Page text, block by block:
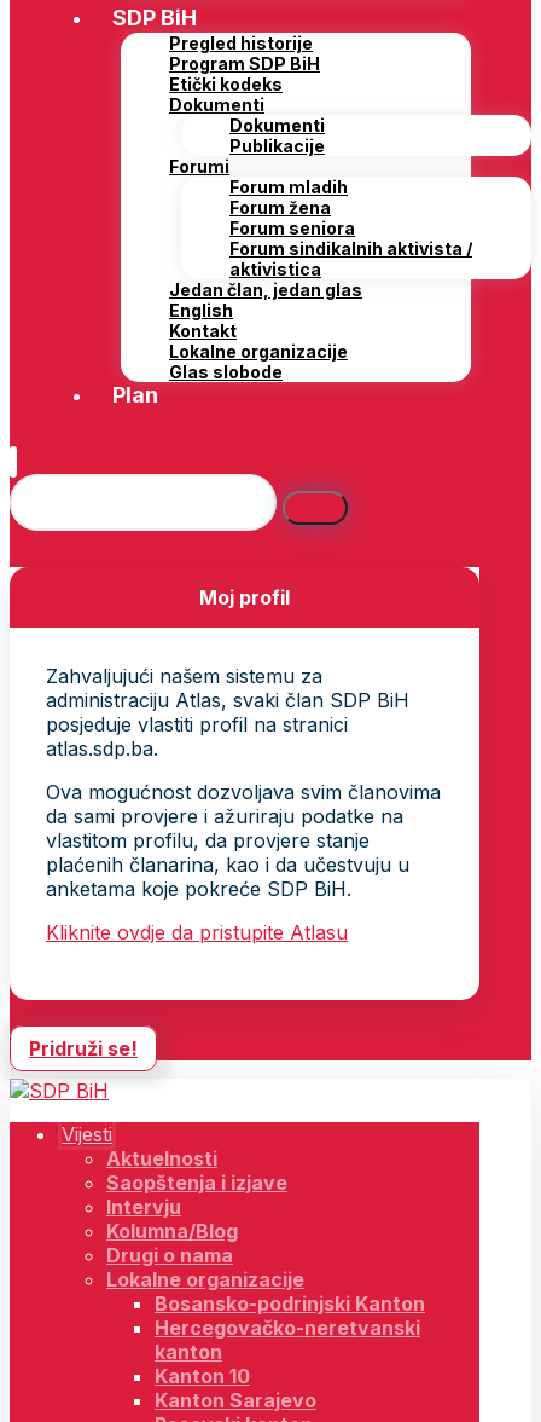
SDP BiH
Pregled historije
Program SDP BiH
Etički kodeks
Dokumenti
Dokumenti
Publikacije
Forumi
Forum mladih
Forum žena
Forum seniora
Forum sindikalnih aktivista /
aktivistica
Jedan član, jedan glas
English
Kontakt
Lokalne organizacije
Glas slobode
Plan
Moj profil
Zahvaljujući našem sistemu za
administraciju Atlas, svaki član SDP BiH
posjeduje vlastiti profil na stranici
atlas.sdp.ba.
Ova mogućnost dozvoljava svim članovima
da sami provjere i ažuriraju podatke na
vlastitom profilu, da provjere stanje
plaćenih članarina, kao i da učestvuju u
anketama koje pokreće SDP BiH.
Kliknite ovdje da pristupite Atlasu
Pridruži se!
Vijesti
Aktuelnosti
Saopštenja i izjave
Intervju
Kolumna/Blog
Drugi o nama
Lokalne organizacije
Bosansko-podrinjski Kanton
Hercegovačko-neretvanski
kanton
Kanton 10
Kanton Sarajevo